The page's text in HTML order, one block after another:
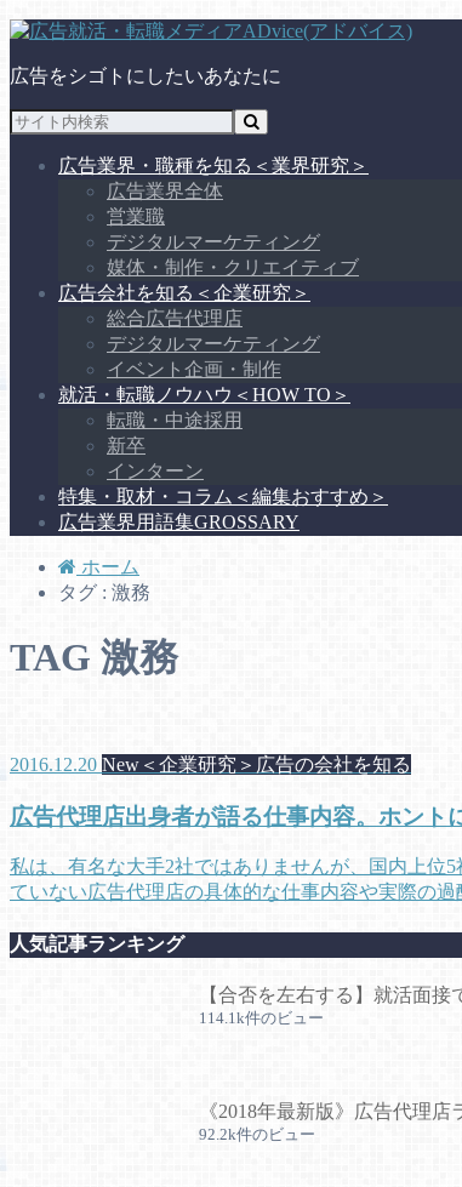
広告をシゴトにしたいあなたに
広告業界・職種を知る ＜業界研究＞
広告業界全体
営業職
デジタルマーケティング
媒体・制作・クリエイティブ
広告会社を知る ＜企業研究＞
総合広告代理店
デジタルマーケティング
イベント企画・制作
就活・転職ノウハウ ＜HOW TO＞
転職・中途採用
新卒
インターン
特集・取材・コラム ＜編集おすすめ＞
広告業界用語集GROSSARY
ホーム
タグ : 激務
TAG 激務
2016.12.20 New＜企業研究＞広告の会社を知る
広告代理店出身者が語る仕事内容。ホント
私は、有名な大手2社ではありませんが、国内上位
ていない広告代理店の具体的な仕事内容や実際の
人気記事ランキング
【合否を左右する】就活面
114.1k件のビュー
《2018年最新版》広告代理
92.2k件のビュー